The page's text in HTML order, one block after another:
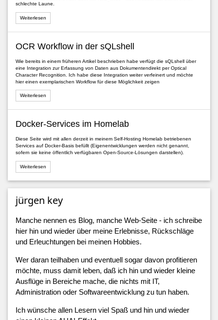
schlechte Laune.
Weiterlesen
OCR Workflow in der sQLshell
Wie bereits in einem früheren Artikel beschrieben habe verfügt die sQLshell über
eine Integration zur Erfassung von Daten aus Dokumentendirekt per Optical
Character Recognition. Ich habe diese Integration weiter verfeinert und möchte
hier einen exemplarischen Workflow für diese Möglichkeit zeigen
Weiterlesen
Docker-Services im Homelab
Diese Seite wird mit allen derzeit in meinem Self-Hosting Homelab betriebenen
Services auf Docker-Basis befüllt (Eigenentwicklungen werden nicht genannt,
sofern sie keine öffentlich verfügbaren Open-Source-Lösungen darstellen).
Weiterlesen
jürgen key
Manche nennen es Blog, manche Web-Seite - ich schreibe
hier hin und wieder über meine Erlebnisse, Rückschläge
und Erleuchtungen bei meinen Hobbies.
Wer daran teilhaben und eventuell sogar davon profitieren
möchte, muss damit leben, daß ich hin und wieder kleine
Ausflüge in Bereiche mache, die nichts mit IT,
Administration oder Softwareentwicklung zu tun haben.
Ich wünsche allen Lesern viel Spaß und hin und wieder